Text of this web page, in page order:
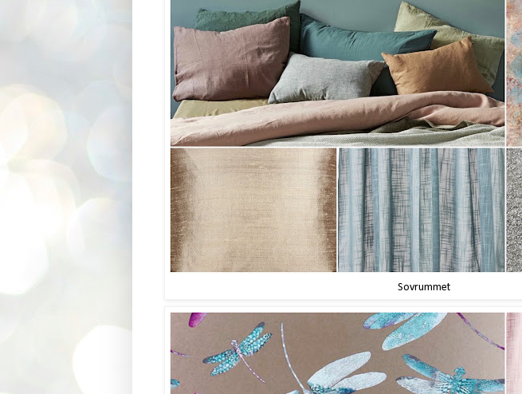
Sovrummet